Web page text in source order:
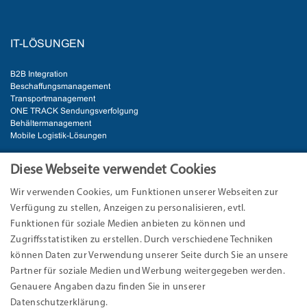
IT-LÖSUNGEN
B2B Integration
Beschaffungsmanagement
Transportmanagement
ONE TRACK Sendungsverfolgung
Behältermanagement
Mobile Logistik-Lösungen
BRANCHEN
Automotive
E-Commerce & Handel
Industrie
ANSCHRIFT
Diese Webseite verwendet Cookies
Wir verwenden Cookies, um Funktionen unserer Webseiten zur
Verfügung zu stellen, Anzeigen zu personalisieren, evtl.
Funktionen für soziale Medien anbieten zu können und
Zugriffsstatistiken zu erstellen. Durch verschiedene Techniken
können Daten zur Verwendung unserer Seite durch Sie an unsere
Partner für soziale Medien und Werbung weitergegeben werden.
Genauere Angaben dazu finden Sie in unserer
Datenschutzerklärung.